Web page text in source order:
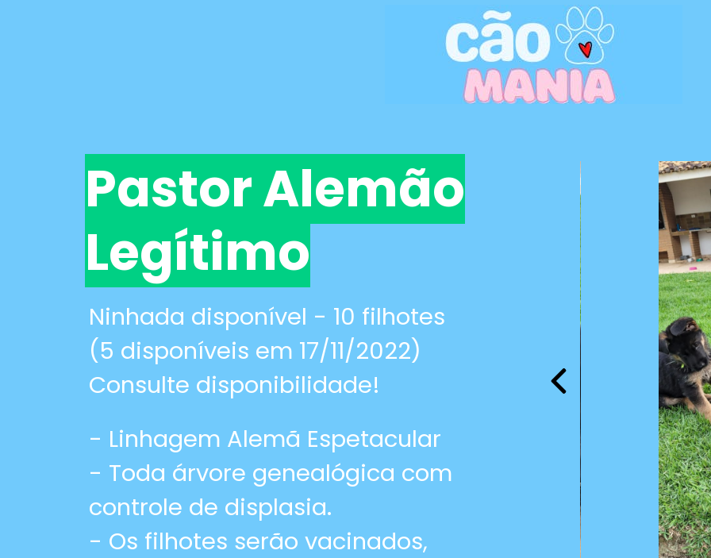
Pastor Alemão
Legítimo
Ninhada disponível - 10 filhotes
(5 disponíveis em 17/11/2022)
Consulte disponibilidade!
- Linhagem Alemã Espetacular
- Toda árvore genealógica com
controle de displasia.
- Os filhotes serão vacinados,